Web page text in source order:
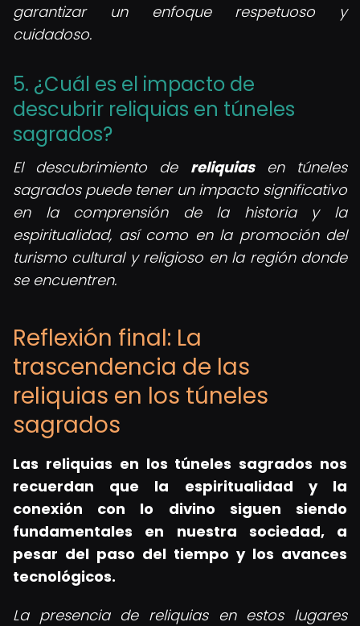
garantizar un enfoque respetuoso y
cuidadoso.
5. ¿Cuál es el impacto de
descubrir reliquias en túneles
sagrados?
El descubrimiento de reliquiasen túneles
sagrados puede tener un impacto significativo
en la comprensión de la historia y la
espiritualidad, así como en la promoción del
turismo cultural y religioso en la región donde
se encuentren.
Reflexión final: La
trascendencia de las
reliquias en los túneles
sagrados
Las reliquias en los túneles sagrados nos
recuerdan que la espiritualidad y la
conexión con lo divino siguen siendo
fundamentales en nuestra sociedad, a
pesar del paso del tiempo y los avances
tecnológicos.
La presencia de reliquias en estos lugares